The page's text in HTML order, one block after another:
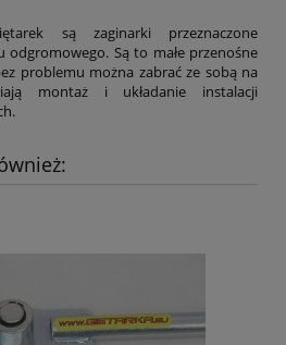
są zaginarki przeznaczone
odgromowego. Są to małe przenośne
problemu można zabrać ze sobą na
montaż i układanie instalacji